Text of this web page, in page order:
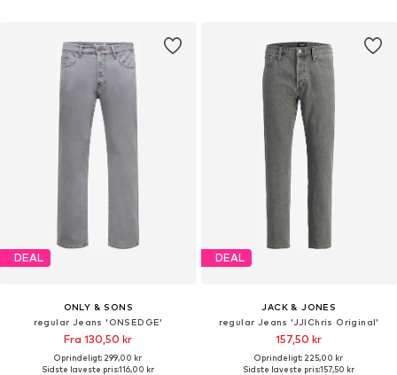
DEAL
ONLY & SONS
regular Jeans 'ONSEDGE'
Fra 130,50 kr
Oprindeligt: 299,00 kr
Sidste laveste pris:116,00 kr
DEAL
JACK & JONES
regular Jeans 'JJIChris Original'
157,50 kr
Oprindeligt: 225,00 kr
Sidste laveste pris:157,50 kr